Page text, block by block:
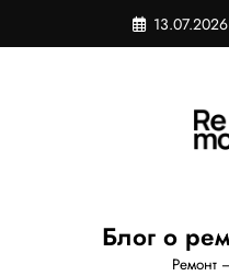
содержимому
13.07.2026
Блог о
Ремонт